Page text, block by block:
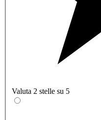
Valuta 2 stelle su 5